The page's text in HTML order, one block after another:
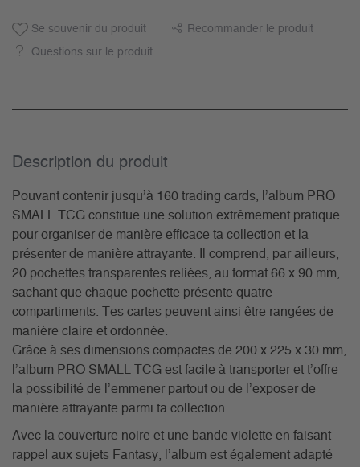
Se souvenir du produit Recommander le produit
Questions sur le produit
Description du­ produit
Pouvant contenir jusqu’à 160 trading cards, l’album PRO
SMALL TCG constitue une solution extrêmement pratique
pour organiser de manière efficace ta collection et la
présenter de manière attrayante. Il comprend, par ailleurs,
20 pochettes transparentes reliées, au format 66 x 90 mm,
sachant que chaque pochette présente quatre
compartiments. Tes cartes peuvent ainsi être rangées de
manière claire et ordonnée.
Grâce à ses dimensions compactes de 200 x 225 x 30 mm,
l’album PRO SMALL TCG est facile à transporter et t’offre
la possibilité de l’emmener partout ou de l’exposer de
manière attrayante parmi ta collection.
Avec la couverture noire et une bande violette en faisant
rappel aux sujets Fantasy, l’album est également adapté